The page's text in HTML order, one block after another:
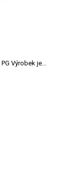
Výrobek je...